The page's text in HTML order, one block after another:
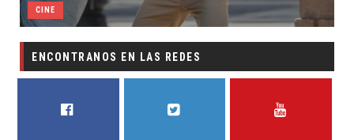
CINE
ENCONTRANOS EN LAS REDES